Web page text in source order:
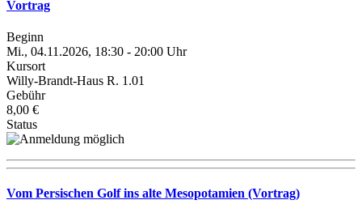
Vortrag
Beginn
Mi., 04.11.2026, 18:30 - 20:00 Uhr
Kursort
Willy-Brandt-Haus R. 1.01
Gebühr
8,00 €
Status
Vom Persischen Golf ins alte Mesopotamien (Vortrag)